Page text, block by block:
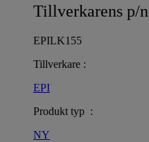
Tillverkarens p/
EPILK155
Tillverkare :
EPI
Produkt typ :
NY